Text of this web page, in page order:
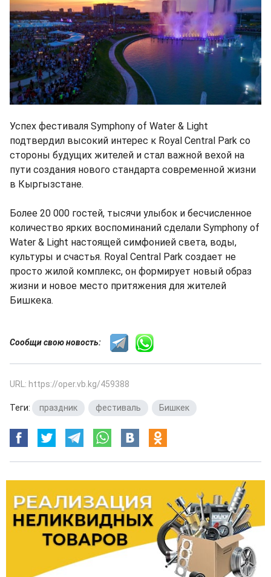
Успех фестиваля Symphony of Water & Light
подтвердил высокий интерес к Royal Central Park со
стороны будущих жителей и стал важной вехой на
пути создания нового стандарта современной жизни
в Кыргызстане.
Более 20 000 гостей, тысячи улыбок и бесчисленное
количество ярких воспоминаний сделали Symphony of
Water & Light настоящей симфонией света, воды,
культуры и счастья. Royal Central Park создает не
просто жилой комплекс, он формирует новый образ
жизни и новое место притяжения для жителей
Бишкека.
Сообщи свою новость:
URL: https://oper.vb.kg/459388
Теги: праздник фестиваль Бишкек